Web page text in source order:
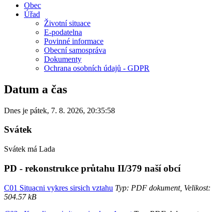
Obec
Úřad
Životní situace
E-podatelna
Povinné informace
Obecní samospráva
Dokumenty
Ochrana osobních údajů - GDPR
Datum a čas
Dnes je pátek, 7. 8. 2026, 20:35:58
Svátek
Svátek má Lada
PD - rekonstrukce průtahu II/379 naší obcí
C01 Situacni vykres sirsich vztahu Typ: PDF dokument, Velikost:
504.57 kB